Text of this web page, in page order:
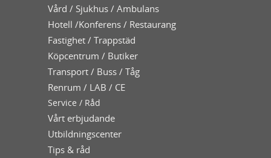
Vård / Sjukhus / Ambulans
Hotell /Konferens / Restaurang
Fastighet / Trappstäd
Köpcentrum / Butiker
Transport / Buss / Tåg
Renrum / LAB / CE
Service / Råd
Vårt erbjudande
Utbildningscenter
Tips & råd